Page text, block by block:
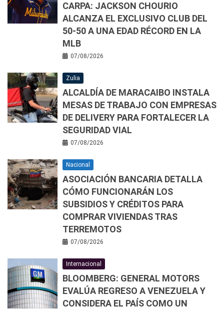
CARPA: JACKSON CHOURIO
ALCANZA EL EXCLUSIVO CLUB DEL
50-50 A UNA EDAD RÉCORD EN LA
MLB
07/08/2026
Zulia
ALCALDÍA DE MARACAIBO INSTALA
MESAS DE TRABAJO CON EMPRESAS
DE DELIVERY PARA FORTALECER LA
SEGURIDAD VIAL
07/08/2026
Nacional
ASOCIACIÓN BANCARIA DETALLA
CÓMO FUNCIONARÁN LOS
SUBSIDIOS Y CRÉDITOS PARA
COMPRAR VIVIENDAS TRAS
TERREMOTOS
07/08/2026
Internacional
BLOOMBERG: GENERAL MOTORS
EVALÚA REGRESO A VENEZUELA Y
CONSIDERA EL PAÍS COMO UN